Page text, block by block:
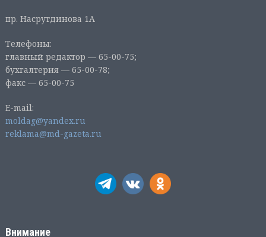
пр. Насрутдинова 1А
Телефоны:
главный редактор — 65-00-75;
бухгалтерия — 65-00-78;
факс — 65-00-75
E-mail:
moldag@yandex.ru
reklama@md-gazeta.ru
Внимание